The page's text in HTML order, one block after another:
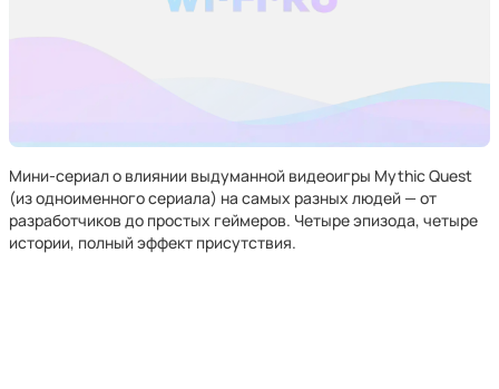
Мини-сериал о влиянии выдуманной видеоигры Mythic Quest
(из одноименного сериала) на самых разных людей — от
разработчиков до простых геймеров. Четыре эпизода, четыре
истории, полный эффект присутствия.